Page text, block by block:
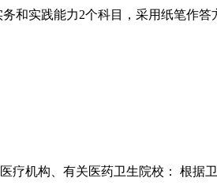
和实践能力2个科目，采用纸笔作
机构、有关医药卫生院校： 根据